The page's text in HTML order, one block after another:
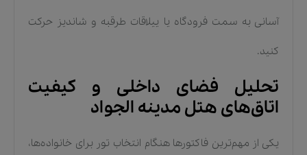
آسانی به سمت فرودگاه یا ییلاقات طرقبه و شاندیز حرکت
کنید.
تحلیل فضای داخلی و کیفیت
اتاق‌های هتل مدینه الجواد
یکی از مهم‌ترین فاکتورها هنگام انتخاب تور برای خانواده‌ها،